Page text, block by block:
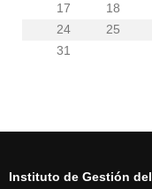
17
18
24
25
31
Instituto de Gestión